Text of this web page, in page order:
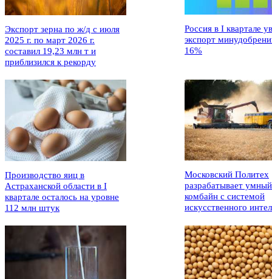
Экспорт зерна по ж/д с июля
2025 г. по март 2026 г.
составил 19,23 млн т и
приблизился к рекорду
Россия в I квартале
экспорт
16%
Производство яиц в
Астраханской области в I
квартале осталось на уровне
112 млн штук
Московский Политех
разрабатывает умный
комбайн с системой
искусственного